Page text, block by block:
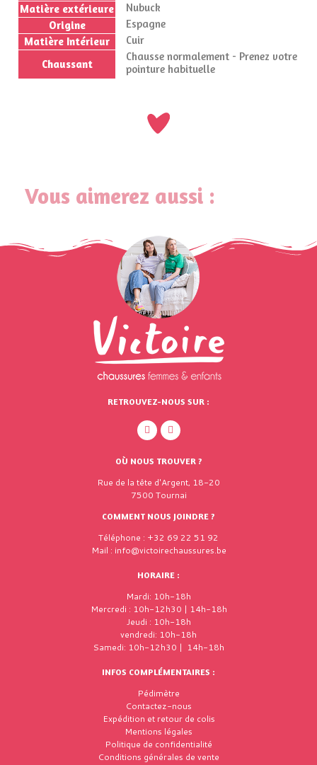
Matière extérieure
Nubuck
Origine
Espagne
Matière Intérieur
Cuir
Chaussant
Chausse normalement - Prenez votre
pointure habituelle
Vous aimerez aussi :
RETROUVEZ-NOUS SUR :
OÙ NOUS TROUVER ?
Rue de la tête d'Argent, 18-20
7500 Tournai
COMMENT NOUS JOINDRE ?
Téléphone : +32 69 22 51 92
Mail : info@victoirechaussures.be
HORAIRE :
Mardi: 10h-18h
Mercredi : 10h-12h30 | 14h-18h
Jeudi : 10h-18h
vendredi: 10h-18h
Samedi: 10h-12h30 | 14h-18h
INFOS COMPLÉMENTAIRES :
Pédimètre
Contactez-nous
Expédition et retour de colis
Mentions légales
Politique de confidentialité
Conditions générales de vente